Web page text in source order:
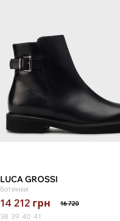
LUCA GROSSI
ботинки
14 212 грн 16 720
38 39 40 41